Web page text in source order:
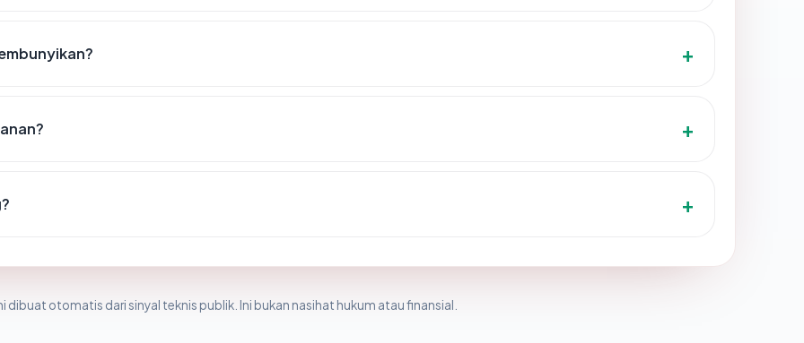
dibuat otomatis dari sinyal teknis publik. Ini bukan nasihat hukum atau finansial.